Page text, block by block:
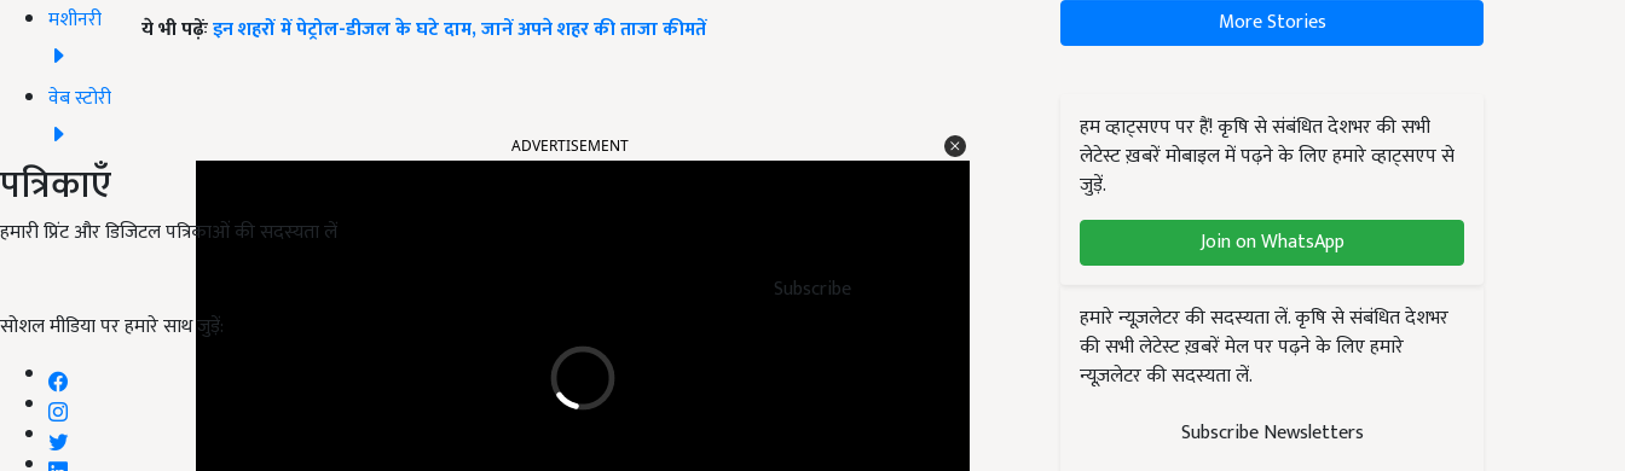
मशीनरी
वेब स्टोरी
पत्रिकाएँ
हमारी प्रिंट और डिजिटल पत्रिकाओं की सदस्यता लें
Subscribe
सोशल मीडिया पर हमारे साथ जुड़ें:
ये भी पढ़ेंःइन शहरों में पेट्रोल-डीजल के घटे दाम, जानें अपने शहर की ताजा कीमतें More Stories
हम व्हाट्सएप पर हैं! कृषि से संबंधित देशभर की सभी
लेटेस्ट ख़बरें मोबाइल में पढ़ने के लिए हमारे व्हाट्सएप से
जुड़ें.
Join on WhatsApp
हमारे न्यूज़लेटर की सदस्यता लें. कृषि से संबंधित देशभर
की सभी लेटेस्ट ख़बरें मेल पर पढ़ने के लिए हमारे
न्यूज़लेटर की सदस्यता लें.
Subscribe Newsletters